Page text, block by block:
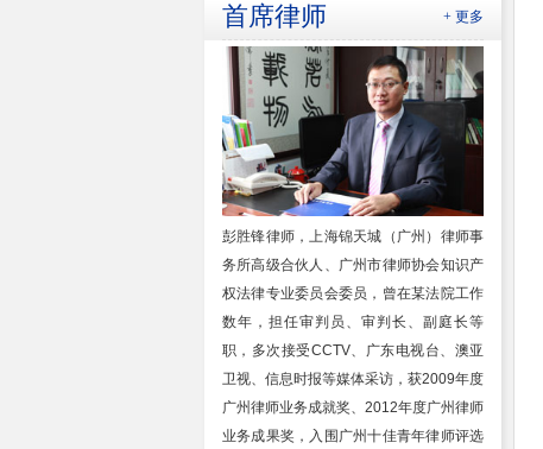
+ 更多
首席律师
彭胜锋律师，上海锦天城（广州）律师事
务所高级合伙人、广州市律师协会知识产
权法律专业委员会委员，曾在某法院工作
数年，担任审判员、审判长、副庭长等
职，多次接受CCTV、广东电视台、澳亚
卫视、信息时报等媒体采访，获2009年度
广州律师业务成就奖、2012年度广州律师
业务成果奖，入围广州十佳青年律师评选